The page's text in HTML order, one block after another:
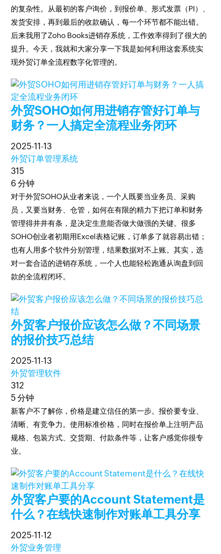
的复杂性。从最初的客户询价，到报价单、形式发票（PI）、
发货安排，再到最后的收款确认，每一个环节都不能出错。
后来我用了Zoho Books进销存系统，工作效率得到了很大的
提升。今天，我就和大家分享一下我是如何利用这套系统实
现外贸订单全流程数字化管理的。
外贸SOHO如何用进销存管好订单与
财务？一人搞定全流程业务闭环
2025-11-13
外贸订单管理系统
315
6 分钟
对于外贸SOHO从业者来说，一个人既要当业务员、采购
员，又要当财务、仓管，如何在有限的精力下把订单和财务
管理得井井有条，是决定生意能否做大做强的关键。很多
SOHO创业者初期用Excel表格记账，订单多了就容易出错；
也有人用多个软件分别管理，结果数据对不上账。其实，选
对一套合适的进销存系统，一个人也能轻松跑通从询盘到回
款的全流程闭环。
外贸客户报价应该怎么做？不同场景
的报价技巧总结
2025-11-13
外贸管理软件
312
5 分钟
新客户不了解你，价格是建立信任的第一步。报价要专业、
清晰、有竞争力。使用标准价格，同时在报价单上注明产品
规格、包装方式、交货期、付款条件等，让客户感觉你很专
业。
外贸客户要的Account Statement是
什么？在线快速制作对账单工具分享
2025-11-12
外贸业务管理